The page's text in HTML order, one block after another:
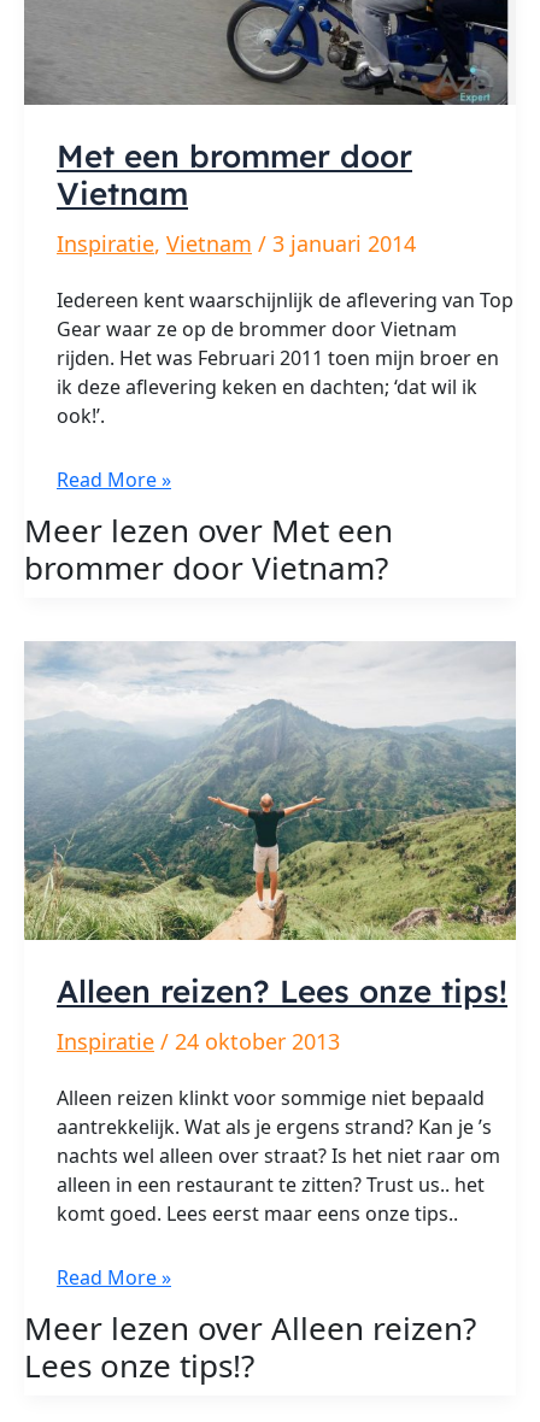
Met een brommer door
Vietnam
Inspiratie, Vietnam / 3 januari 2014
Iedereen kent waarschijnlijk de aflevering van Top
Gear waar ze op de brommer door Vietnam
rijden. Het was Februari 2011 toen mijn broer en
ik deze aflevering keken en dachten; ‘dat wil ik
ook!’.
Met
brommer
door
Read More »
Meer lezen over Met een
brommer door Vietnam?
Alleen reizen? Lees onze tips!
Inspiratie / 24 oktober 2013
Alleen reizen klinkt voor sommige niet bepaald
aantrekkelijk. Wat als je ergens strand? Kan je ’s
nachts wel alleen over straat? Is het niet raar om
alleen in een restaurant te zitten? Trust us.. het
komt goed. Lees eerst maar eens onze tips..
Alleen
Lees
onze
Read More »
Meer lezen over Alleen reizen?
Lees onze tips!?